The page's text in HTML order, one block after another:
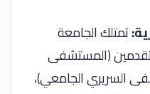
تمتلك الجامعة
(المستشفى
السريري الجامعي)،